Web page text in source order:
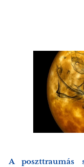
A poszttraumás